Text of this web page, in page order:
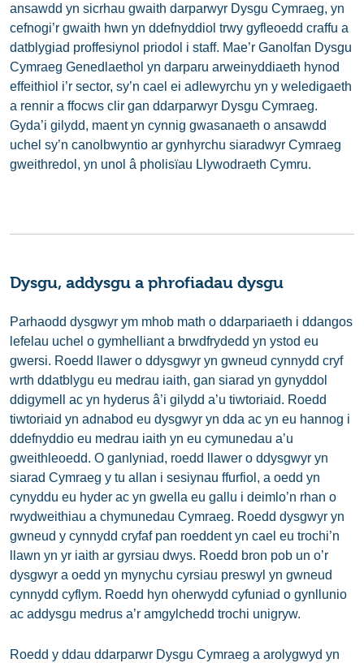
ansawdd yn sicrhau gwaith darparwyr Dysgu Cymraeg, yn
cefnogi’r gwaith hwn yn ddefnyddiol trwy gyfleoedd craffu a
datblygiad proffesiynol priodol i staff. Mae’r Ganolfan Dysgu
Cymraeg Genedlaethol yn darparu arweinyddiaeth hynod
effeithiol i’r sector, sy’n cael ei adlewyrchu yn y weledigaeth
a rennir a ffocws clir gan ddarparwyr Dysgu Cymraeg.
Gyda’i gilydd, maent yn cynnig gwasanaeth o ansawdd
uchel sy’n canolbwyntio ar gynhyrchu siaradwyr Cymraeg
gweithredol, yn unol â pholisïau Llywodraeth Cymru.
Dysgu, addysgu a phrofiadau dysgu
Parhaodd dysgwyr ym mhob math o ddarpariaeth i ddangos
lefelau uchel o gymhelliant a brwdfrydedd yn ystod eu
gwersi. Roedd llawer o ddysgwyr yn gwneud cynnydd cryf
wrth ddatblygu eu medrau iaith, gan siarad yn gynyddol
ddigymell ac yn hyderus â’i gilydd a’u tiwtoriaid. Roedd
tiwtoriaid yn adnabod eu dysgwyr yn dda ac yn eu hannog i
ddefnyddio eu medrau iaith yn eu cymunedau a’u
gweithleoedd. O ganlyniad, roedd llawer o ddysgwyr yn
siarad Cymraeg y tu allan i sesiynau ffurfiol, a oedd yn
cynyddu eu hyder ac yn gwella eu gallu i deimlo’n rhan o
rwydweithiau a chymunedau Cymraeg. Roedd dysgwyr yn
gwneud y cynnydd cryfaf pan roeddent yn cael eu trochi’n
llawn yn yr iaith ar gyrsiau dwys. Roedd bron pob un o’r
dysgwyr a oedd yn mynychu cyrsiau preswyl yn gwneud
cynnydd cyflym. Roedd hyn oherwydd cyfuniad o gynllunio
ac addysgu medrus a’r amgylchedd trochi unigryw.
Roedd y ddau ddarparwr Dysgu Cymraeg a arolygwyd yn